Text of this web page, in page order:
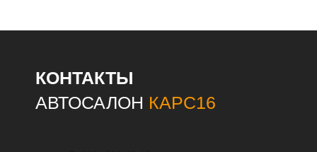
КОНТАКТЫ
АВТОСАЛОН КАРС16